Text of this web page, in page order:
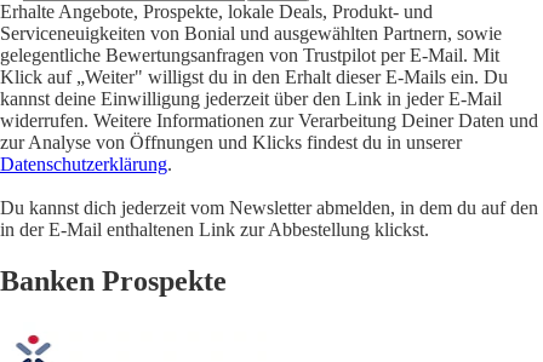
Erhalte Angebote, Prospekte, lokale Deals, Produkt- und
Serviceneuigkeiten von Bonial und ausgewählten Partnern, sowie
gelegentliche Bewertungsanfragen von Trustpilot per E-Mail. Mit
Klick auf „Weiter" willigst du in den Erhalt dieser E-Mails ein. Du
kannst deine Einwilligung jederzeit über den Link in jeder E-Mail
widerrufen. Weitere Informationen zur Verarbeitung Deiner Daten und
zur Analyse von Öffnungen und Klicks findest du in unserer
Datenschutzerklärung.
Du kannst dich jederzeit vom Newsletter abmelden, in dem du auf den
in der E-Mail enthaltenen Link zur Abbestellung klickst.
Banken Prospekte